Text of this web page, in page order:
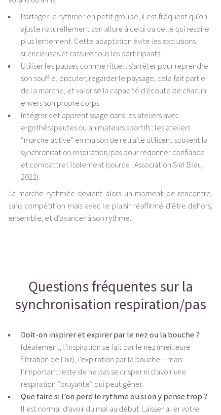
Partager le rythme : en petit groupe, il est fréquent qu’on
ajuste naturellement son allure à celui ou celle qui respire
plus lentement. Cette adaptation évite les exclusions
silencieuses et rassure tous les participants.
Utiliser les pauses comme rituel : s’arrêter pour reprendre
son souffle, discuter, regarder le paysage, cela fait partie
de la marche, et valorise la capacité d’écoute de chacun
envers son propre corps.
Intégrer cet apprentissage dans les ateliers avec
ergothérapeutes ou animateurs sportifs : les ateliers
“marche active” en maison de retraite utilisent souvent la
synchronisation respiration/pas pour redonner confiance
et combattre l’isolement (source : Association Siel Bleu,
2022).
La marche rythmée devient alors un moment de rencontre,
sans compétition mais avec le plaisir réaffirmé d’être dehors,
ensemble, et d’avancer à son rythme.
Questions fréquentes sur la
synchronisation respiration/pas
Doit-on inspirer et expirer par le nez ou la bouche ?
Idéalement, l’inspiration se fait par le nez (meilleure
filtration de l’air), l’expiration par la bouche – mais
l’important reste de ne pas se crisper ni d’avoir une
respiration “bruyante” qui peut gêner.
Que faire si l’on perd le rythme ou si on y pense trop ?
Il est normal d’avoir du mal au début. Laisser aller votre